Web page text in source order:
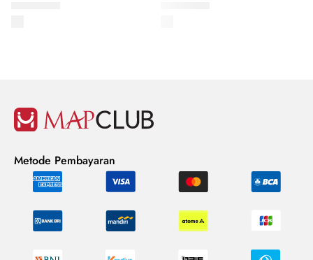
Metode Pembayaran